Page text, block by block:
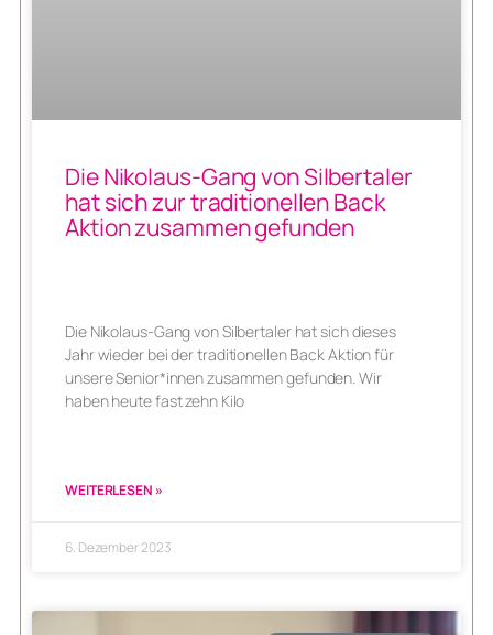
Die Nikolaus-Gang von Silbertaler
hat sich zur traditionellen Back
Aktion zusammen gefunden
Die Nikolaus-Gang von Silbertaler hat sich dieses
Jahr wieder bei der traditionellen Back Aktion für
unsere Senior*innen zusammen gefunden. Wir
haben heute fast zehn Kilo
WEITERLESEN »
6. Dezember 2023